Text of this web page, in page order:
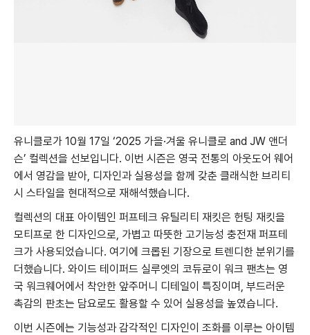
유니클로가 10월 17일 ‘2025 가을·겨울 유니클로 and JW 앤더
슨’ 컬렉션을 선보입니다. 이번 시즌은 영국 전통의 아웃도어 웨어
에서 영감을 받아, 디자인과 실용성을 함께 갖춘 클래식한 브리티
시 스타일을 현대적으로 재해석했습니다.
컬렉션의 대표 아이템인 퍼프테크 유틸리티 재킷은 헌팅 재킷을
모티프로 한 디자인으로, 가볍고 따뜻한 고기능성 충전재 퍼프테
크가 사용되었습니다. 여기에 크롭된 기장으로 트렌디한 분위기를
더했습니다. 와이드 테이퍼드 실루엣의 코듀로이 워크 팬츠는 영
국 워크웨어에서 착안한 앞주머니 디테일이 특징이며, 부드러운
촉감의 판초는 담요로도 활용할 수 있어 실용성을 높였습니다.
이번 시즌에는 기능성과 감각적인 디자인이 조화를 이루는 아이템